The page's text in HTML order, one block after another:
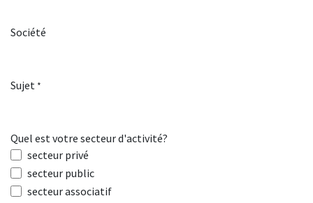
Société
Sujet *
Quel est votre secteur d'activité?
secteur privé
secteur public
secteur associatif